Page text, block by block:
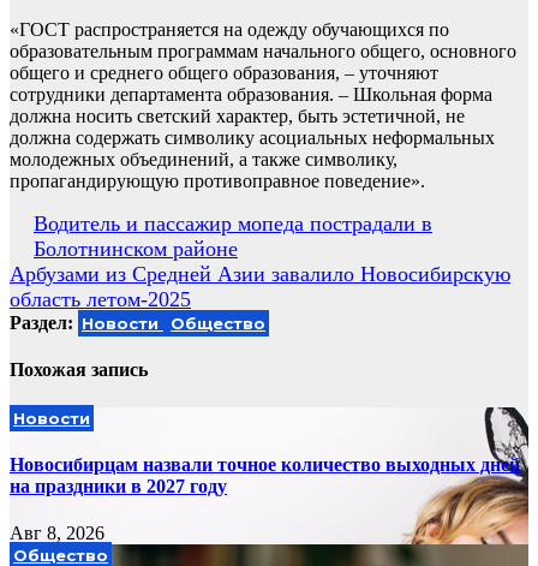
«ГОСТ распространяется на одежду обучающихся по
образовательным программам начального общего, основного
общего и среднего общего образования, – уточняют
сотрудники департамента образования. – Школьная форма
должна носить светский характер, быть эстетичной, не
должна содержать символику асоциальных неформальных
молодежных объединений, а также символику,
пропагандирующую противоправное поведение».
Навигация
по
записям
️Водитель и пассажир мопеда пострадали в
Болотнинском районе
Арбузами из Средней Азии завалило Новосибирскую
область летом-2025
Раздел: Новости Общество
Похожая запись
Новости
Новосибирцам назвали точное количество выходных дней
на праздники в 2027 году
Авг 8, 2026
Общество